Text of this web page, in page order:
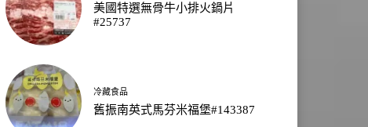
美國特選無骨牛小排火鍋片
#25737
冷藏食品
舊振南英式馬芬米福堡#143387